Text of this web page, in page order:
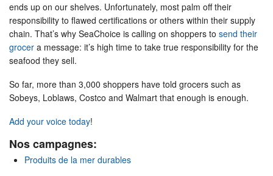
ends up on our shelves. Unfortunately, most palm off their
responsibility to flawed certifications or others within their supply
chain. That’s why SeaChoice is calling on shoppers to send their
grocer a message: it’s high time to take true responsibility for the
seafood they sell.
So far, more than 3,000 shoppers have told grocers such as
Sobeys, Loblaws, Costco and Walmart that enough is enough.
Add your voice today!
Nos campagnes:
Produits de la mer durables